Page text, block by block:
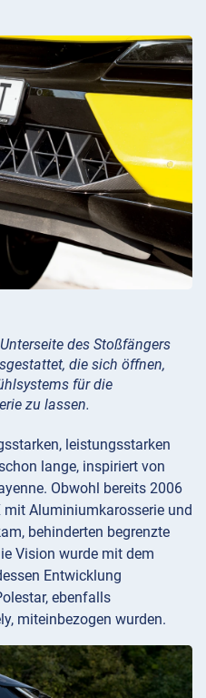
des Stoßfängers
die sich öffnen,
für die
zu lassen.
leistungsstarken
lange, inspiriert von
Obwohl bereits 2006
Aluminiumkarosserie und
behinderten begrenzte
Vision wurde mit dem
Entwicklung
ebenfalls
miteinbezogen wurden.